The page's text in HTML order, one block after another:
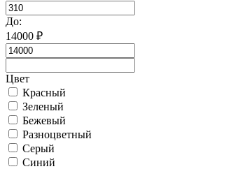
До:
14000 ₽
Цвет
Красный
Зеленый
Бежевый
Разноцветный
Серый
Синий